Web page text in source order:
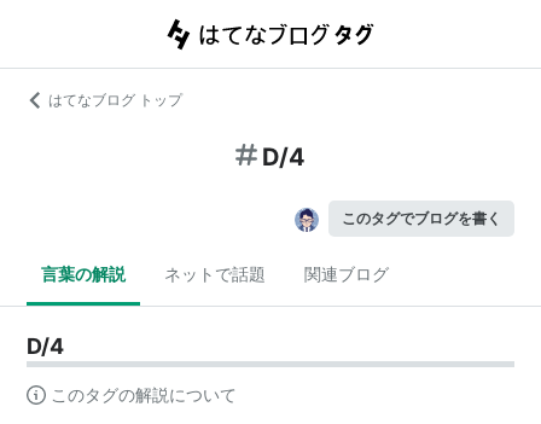
はてなブログ トップ
D/4
このタグでブログを書く
言葉の解説 ネットで話題 関連ブログ
D/4
このタグの解説について